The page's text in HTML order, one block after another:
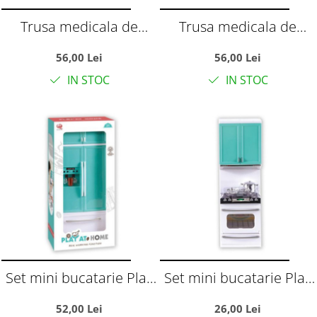
Trusa medicala de
stetoscop, seringa si
accesorii de doctor,
56,00 Lei
IN STOC
Trusa medicala de
stetoscop, seringa si
accesorii de doctor, roz,
56,00 Lei
IN STOC
Set mini bucatarie Play
52,00 Lei
Set mini bucatarie Play
26,00 Lei